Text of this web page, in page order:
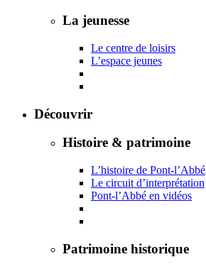
La jeunesse
Le centre de loisirs
L’espace jeunes
Découvrir
Histoire & patrimoine
L’histoire de Pont-l’Abbé
Le circuit d’interprétation
Pont-l’Abbé en vidéos
Patrimoine historique